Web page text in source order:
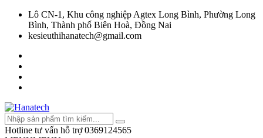
Lô CN-1, Khu công nghiệp Agtex Long Bình, Phường Long
Bình, Thành phố Biên Hoà, Đồng Nai
kesieuthihanatech@gmail.com
Hotline tư vấn hỗ trợ 0369124565